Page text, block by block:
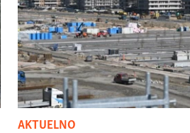
AKTUELNO